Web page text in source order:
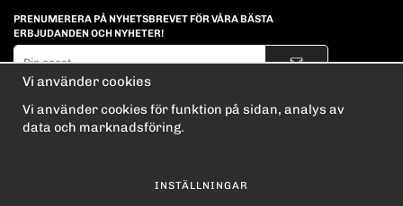
PRENUMERERA PÅ NYHETSBREVET FÖR VÅRA BÄSTA
ERBJUDANDEN OCH NYHETER!
E-
De uppgifter du matar in kommer endast användas till våra nyhetsbrev.
Vi använder cookies
Vi använder cookies för funktion på sidan, analys av
data och marknadsföring.
INSTÄLLNINGAR